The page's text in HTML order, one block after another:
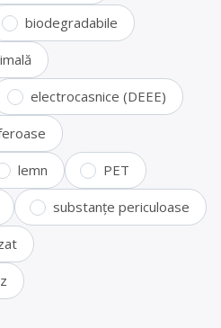
biodegradabile
electrocasnice (DEEE)
lemn PET
substanțe periculoase